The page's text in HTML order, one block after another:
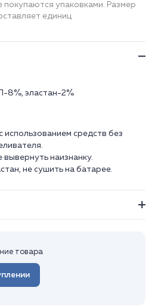
покупаются упаковками. Размер
единиц
8%, эластан-2%
использованием средств без
наизнанку.
не сушить на батарее.
товара